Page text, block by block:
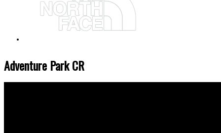
Adventure Park CR